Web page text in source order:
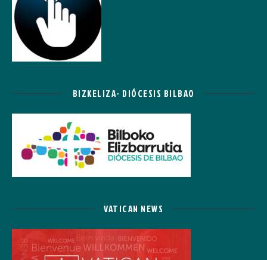
BIZKELIZA- DIÓCESIS BILBAO
VATICAN NEWS